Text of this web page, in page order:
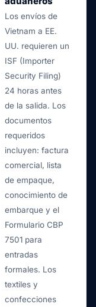
típico
Los envíos de
Vietnam a EE.
UU. requieren un
ISF (Importer
Security Filing)
24 horas antes
de la salida. Los
documentos
requeridos
incluyen: factura
comercial, lista
de empaque,
conocimiento de
embarque y el
Formulario CBP
7501 para
entradas
formales. Los
textiles y
confecciones